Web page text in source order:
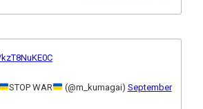
STOP WAR (@m_kumagai) September